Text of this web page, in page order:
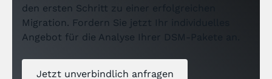
den ersten Schritt zu einer erfolgreichen
Migration. Fordern Sie jetzt Ihr individuelles
Angebot für die Analyse Ihrer DSM-Pakete an.
Jetzt unverbindlich anfragen